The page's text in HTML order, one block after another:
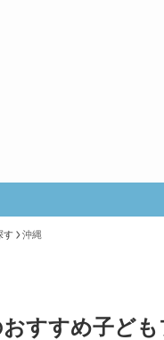
す 沖縄
すすめ子ど